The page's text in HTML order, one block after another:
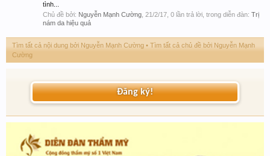
tình...
Chủ đề bởi: Nguyễn Mạnh Cường 21/2/17 , 0 lần trả lời, trong diễn đàn: Trị
nám da hiệu quả
Tìm tất cả nội dung bởi Nguyễn Mạnh Cường
Tìm tất cả chủ đề bởi Nguyễn Mạnh
Cường
Đăng ký!